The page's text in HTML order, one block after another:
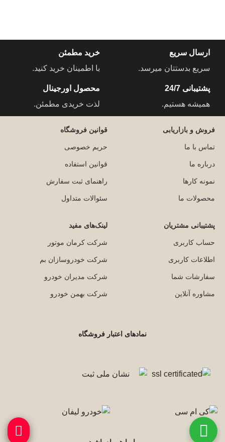
ارسال سریع
سریع بدستتان میرسد.
خرید مطمئن
با اطمینان خرید کنید.
پشتیبانی 24/7
همیشه هستیم.
محصول اورجینال
لذت خریدی مطمئن.
فروش و بازاریابی
تماس با ما
درباره ما
نمونه کارها
محصولات ما
قوانین فروشگاه
حریم خصوصی
قوانین استفاده
راهنمای ثبت سفارش
سئوالات متداول
پشتیبانی مشتریان
حساب کاربری
اطلاعات کاربری
سفارشات شما
مشاوره آنلاین
لینک‌های مفید
شرکت کرمان موتور
شرکت خودروسازان بم
شرکت مدیران خودرو
شرکت بهمن خودرو
نمادهای اعتبار فروشگاه